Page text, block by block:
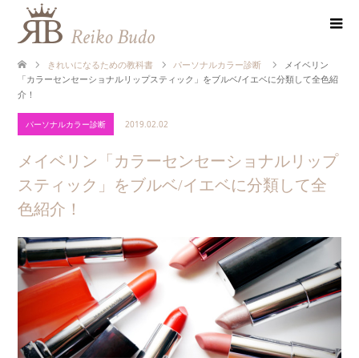
きれいになるための教科書 パーソナルカラー診断
メイベリン
「カラーセンセーショナルリップスティック」をブルベ/イエベに分類して全色紹
介！
パーソナルカラー診断 2019.02.02
メイベリン「カラーセンセーショナルリップ
スティック」をブルベ/イエベに分類して全
色紹介！